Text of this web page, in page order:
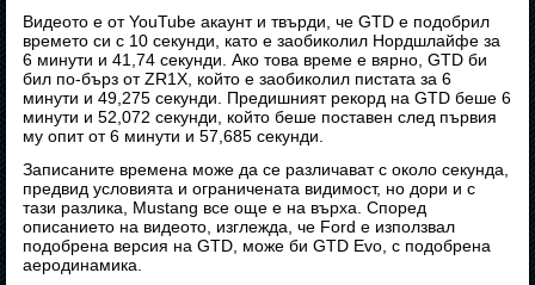
Видеото е от YouTube акаунт и твърди, че GTD е подобрил
времето си с 10 секунди, като е заобиколил Нордшлайфе за
6 минути и 41,74 секунди. Ако това време е вярно, GTD би
бил по-бърз от ZR1X, който е заобиколил пистата за 6
минути и 49,275 секунди. Предишният рекорд на GTD беше 6
минути и 52,072 секунди, който беше поставен след първия
му опит от 6 минути и 57,685 секунди.
Записаните времена може да се различават с около секунда,
предвид условията и ограничената видимост, но дори и с
тази разлика, Mustang все още е на върха. Според
описанието на видеото, изглежда, че Ford е използвал
подобрена версия на GTD, може би GTD Evo, с подобрена
аеродинамика.